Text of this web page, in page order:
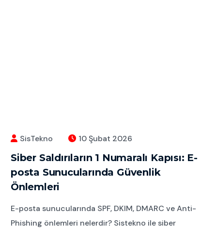
SisTekno 10 Şubat 2026
Siber Saldırıların 1 Numaralı Kapısı: E-
posta Sunucularında Güvenlik
Önlemleri
E-posta sunucularında SPF, DKIM, DMARC ve Anti-
Phishing önlemleri nelerdir? Sistekno ile siber